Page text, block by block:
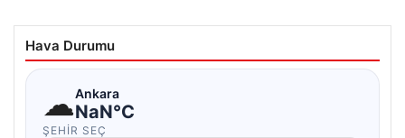
Hava Durumu
☁Ankara
NaN°C
ŞEHIR SEÇ